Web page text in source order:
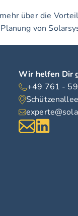
über die
von
Wir helfen Dir
+49 761 -